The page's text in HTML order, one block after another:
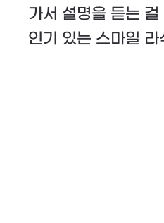
가서 설명을 듣는
인기 있는 스마일